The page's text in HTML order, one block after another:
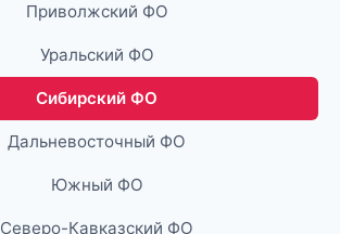
Приволжский ФО
Уральский ФО
Сибирский ФО
Дальневосточный ФО
Южный ФО
Северо-Кавказский ФО